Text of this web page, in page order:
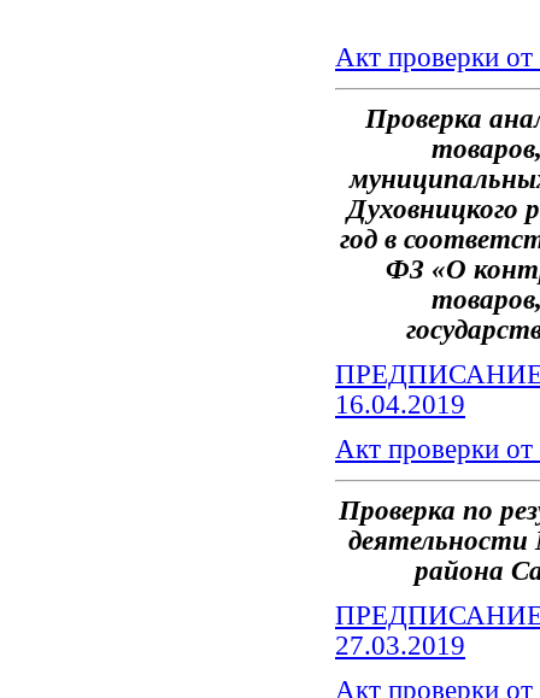
Акт проверки
Проверка
Духовницкого
год в
ФЗ «О
16.04.2019
Акт проверки
Проверка по
района
27.03.2019
Акт проверки от